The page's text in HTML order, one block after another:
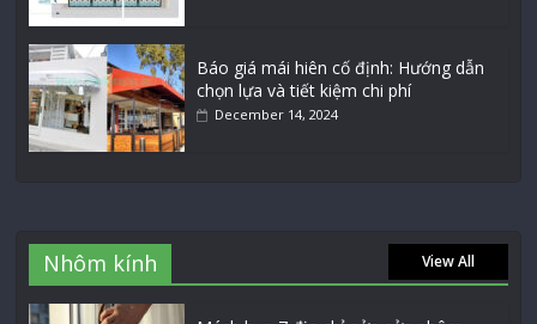
Báo giá mái hiên cố định: Hướng dẫn
chọn lựa và tiết kiệm chi phí
December 14, 2024
Nhôm kính View All